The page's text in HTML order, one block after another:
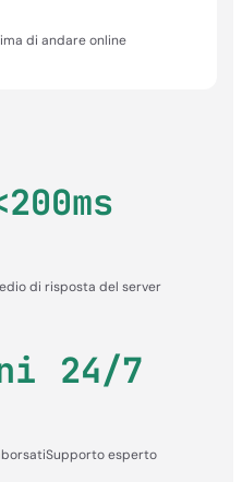
di andare online
di risposta del server
24/7
Supporto esperto